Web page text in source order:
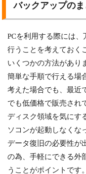
バックアップのま
PCを利用する際には
行うことを考えておく
いくつかの方法があり
簡単な手順で行える場
考えた場合でも、最近
でも低価格で販売され
ディスク領域を気にす
ソコンが起動しなくな
データ復旧の必要性が
の為、手軽にできる外
うことがポイントです。